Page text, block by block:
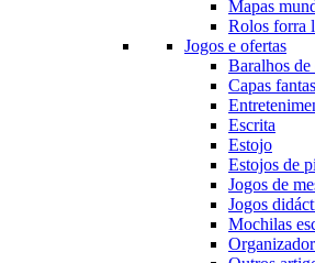
Mapas
Rolos forra
Jogos e ofertas
Baralhos de
Capas
Escrita
Estojo
Estojos de
Jogos de
Jogos
Mochilas